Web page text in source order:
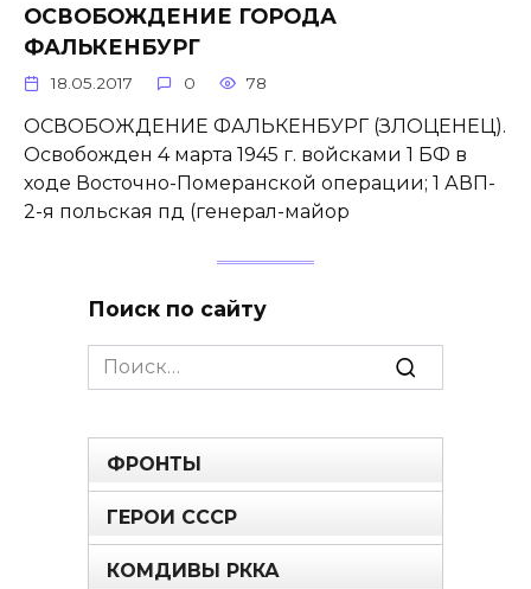
ОСВОБОЖДЕНИЕ ГОРОДА
ФАЛЬКЕНБУРГ
18.05.2017 0 78
ОСВОБОЖДЕНИЕ ФАЛЬКЕНБУРГ (ЗЛОЦЕНЕЦ).
Освобожден 4 марта 1945 г. войсками 1 БФ в
ходе Восточно-Померанской операции; 1 АВП-
2-я польская пд (генерал-майор
Поиск по сайту
Search
for:
ФРОНТЫ
ГЕРОИ СССР
КОМДИВЫ РККА